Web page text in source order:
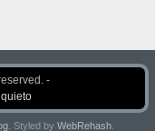
-
. Styled byWebRehash.